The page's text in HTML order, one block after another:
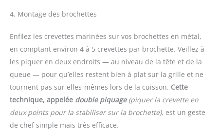
4. Montage des brochettes
Enfilez les crevettes marinées sur vos brochettes en métal,
en comptant environ 4 à 5 crevettes par brochette. Veillez à
les piquer en deux endroits — au niveau de la tête et de la
queue — pour qu’elles restent bien à plat sur la grille et ne
tournent pas sur elles-mêmes lors de la cuisson. Cette
technique, appelée double piquage (piquer la crevette en
deux points pour la stabiliser sur la brochette), est un geste
de chef simple mais très efficace.